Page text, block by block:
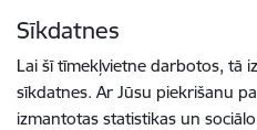
Sīkdatnes
Lai šī tīmekļvietne darbotos, tā
sīkdatnes. Ar Jūsu piekrišanu
izmantotas statistikas un